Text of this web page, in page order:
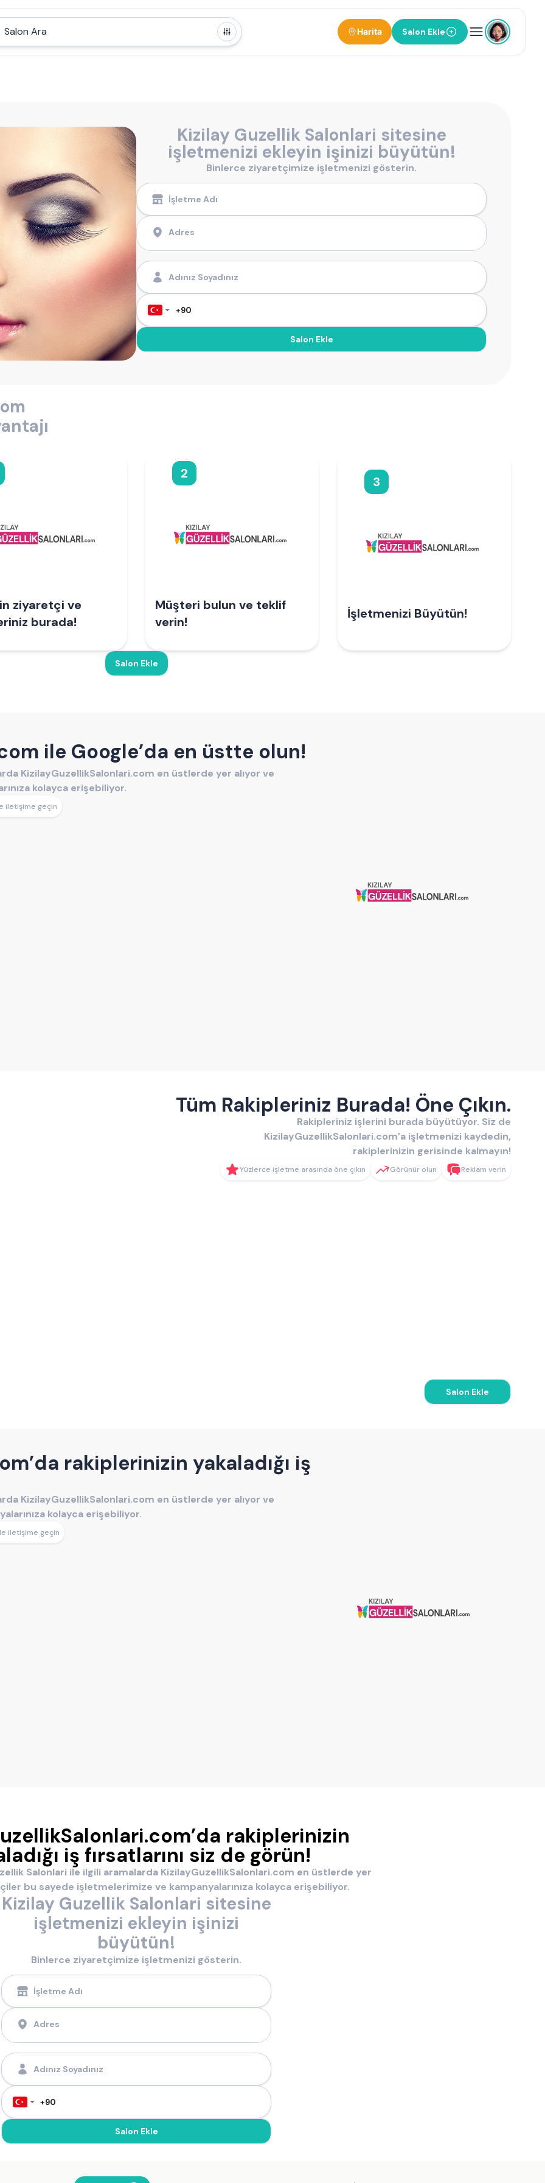
Salon Ara Harita Salon Ekle
Kizilay Guzellik Salonlari sitesine
işletmenizi ekleyin işinizi büyütün!
Binlerce ziyaretçimize işletmenizi gösterin.
Salon Ekle
ziyaretçi ve
burada!
2
Müşteri bulun ve teklif
verin!
3
İşletmenizi Büyütün!
Salon Ekle
ile Google’da en üstte olun!
KizilayGuzellikSalonlari.com en üstlerde yer alıyor ve
kolayca erişebiliyor.
iletişime geçin
Tüm Rakipleriniz Burada! Öne Çıkın.
Rakipleriniz işlerini burada büyütüyor. Siz de
KizilayGuzellikSalonlari.com’a işletmenizi kaydedin,
rakiplerinizin gerisinde kalmayın!
Yüzlerce işletme arasında öne çıkın Görünür olun Reklam verin
Salon Ekle
rakiplerinizin yakaladığı iş
KizilayGuzellikSalonlari.com en üstlerde yer alıyor ve
kolayca erişebiliyor.
iletişime geçin
rakiplerinizin
iş fırsatlarını siz de görün!
Salonlari ile ilgili aramalarda KizilayGuzellikSalonlari.com en üstlerde yer
bu sayede işletmelerimize ve kampanyalarınıza kolayca erişebiliyor.
Kizilay Guzellik Salonlari sitesine
işletmenizi ekleyin işinizi
büyütün!
Binlerce ziyaretçimize işletmenizi gösterin.
Salon Ekle